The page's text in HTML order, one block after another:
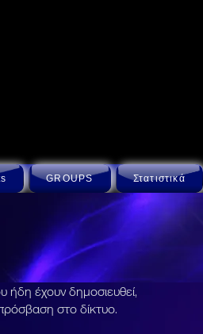
GROUPS Στατιστικά
έχουν δημοσιευθεί,
στο δίκτυο.